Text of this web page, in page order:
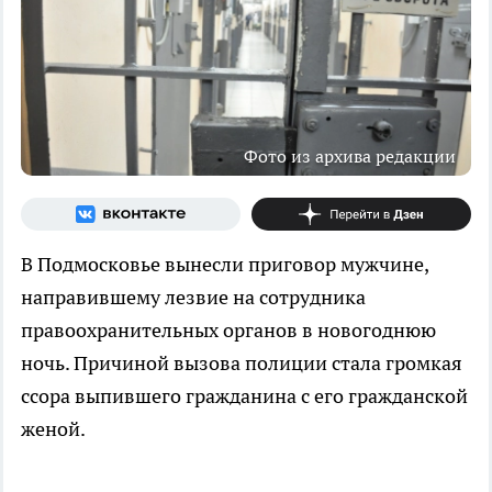
Фото из архива редакции
В Подмосковье вынесли приговор мужчине,
направившему лезвие на сотрудника
правоохранительных органов в новогоднюю
ночь. Причиной вызова полиции стала громкая
ссора выпившего гражданина с его гражданской
женой.